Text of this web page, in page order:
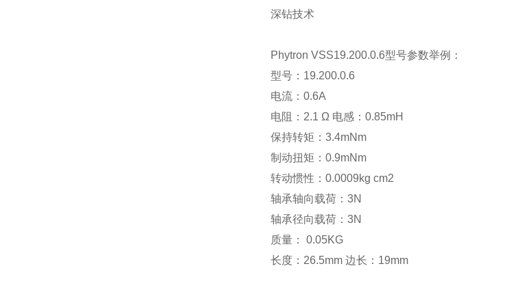
深钻技术
Phytron VSS19.200.0.6型号参数举例：
型号：19.200.0.6
电流：0.6A
电阻：2.1 Ω 电感：0.85mH
保持转矩：3.4mNm
制动扭矩：0.9mNm
转动惯性：0.0009kg cm2
轴承轴向载荷：3N
轴承径向载荷：3N
质量： 0.05KG
长度：26.5mm 边长：19mm